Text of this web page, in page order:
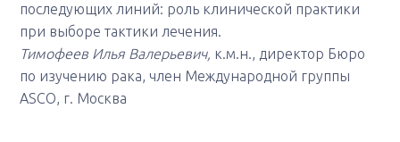
последующих линий: роль клинической практики
при выборе тактики лечения.
Тимофеев Илья Валерьевич, к.м.н., директор Бюро
по изучению рака, член Международной группы
ASCO, г. Москва